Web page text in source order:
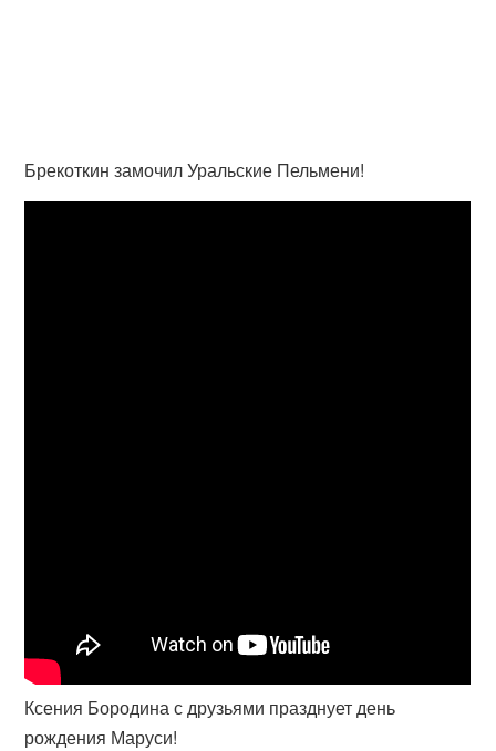
Брекоткин замочил Уральские Пельмени!
Ксения Бородина с друзьями празднует день
рождения Маруси!